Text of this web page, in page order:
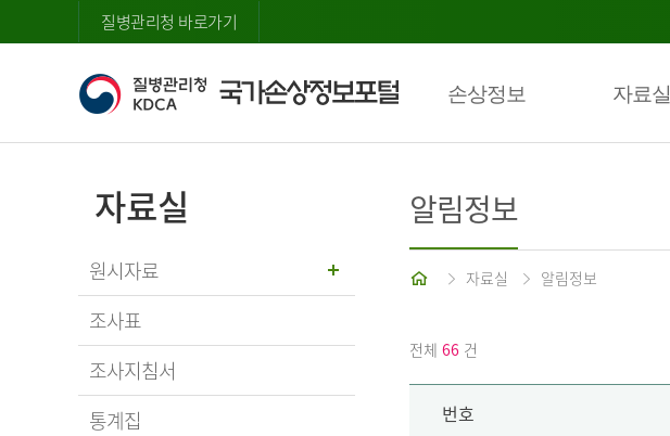
질병관리청 바로가기
손상정보 자료실
자료실
원시자료
조사표
조사지침서
통계집
알림정보
홈 자료실 알림정보
전체 66 건
번호